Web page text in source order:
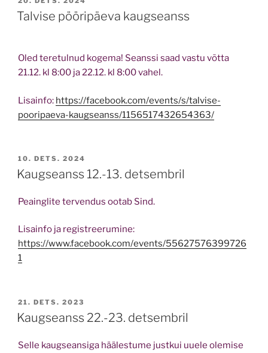
ON
Talvise pööripäeva kaugseanss
Oled teretulnud kogema! Seanssi saad vastu võtta
21.12. kl 8:00 ja 22.12. kl 8:00 vahel.
Lisainfo: https://facebook.com/events/s/talvise-
pooripaeva-kaugseanss/1156517432654363/
POSTED
ON
10. DETS. 2024
Kaugseanss 12.-13. detsembril
Peainglite tervendus ootab Sind.
Lisainfo ja registreerumine:
https://www.facebook.com/events/55627576399726
1
POSTED
ON
21. DETS. 2023
Kaugseanss 22.-23. detsembril
Selle kaugseansiga häälestume justkui uuele olemise